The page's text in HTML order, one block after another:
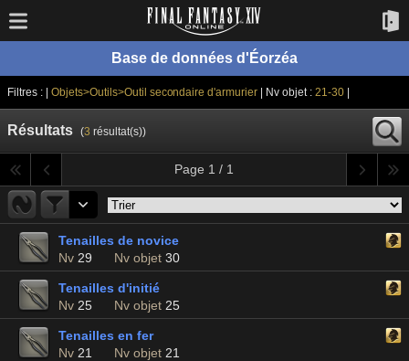
Base de données d'Éorzéa
Filtres : | Objets>Outils>Outil secondaire d'armurier | Nv objet :21-30|
Résultats (3 résultat(s))
Page 1 / 1
Tenailles de novice
Nv 29 Nv objet 30
Tenailles d'initié
Nv 25 Nv objet 25
Tenailles en fer
Nv 21 Nv objet 21